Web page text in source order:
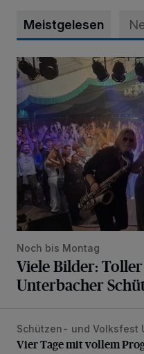
Meistgelesen
Viele Bilder: Toller
Noch bis Montag
Viele Bilder:
Unterbacher
Vier Tage mit vollem
Schützen- und Volksfest
Vier Tage mit vollem